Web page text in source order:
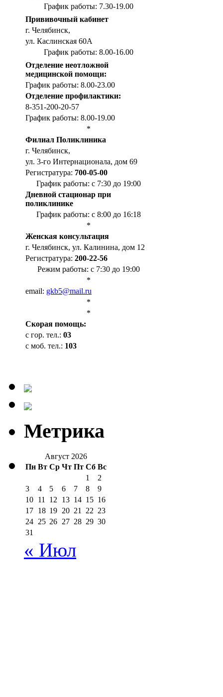
График работы: 7.30-19.00
Прививочный кабинет
г. Челябинск,
ул. Каслинская 60А
График работы: 8.00-16.00
Отделение неотложной
медицинской помощи:
График работы: 8.00-23.00
Отделение профилактики:
8-351-200-20-57
График работы: 8.00-19.00
*
Филиал Поликлиника
г. Челябинск,
ул. 3-го Интернационала, дом 69
Регистратура: 700-05-00
График работы: с 7:30 до 19:00
Дневной стационар при
поликлинике
График работы: с 8:00 до 16:18
*
Женская консультация
г. Челябинск, ул. Калинина, дом 12
Регистратура: 200-22-56
Режим работы: с 7:30 до 19:00
*
email: gkb5@mail.ru
*
*
Cкорая помощь:
с гор. тел.: 03
с моб. тел.: 103
Метрика
Август 2026
Пн Вт Ср Чт Пт Сб Вс
1
2
3
4 5 6 7 8
9
10 11 12 13 14 15 16
17 18 19 20 21 22 23
24 25 26 27 28 29 30
31
« Июл